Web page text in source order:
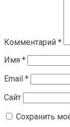
Комментарий *
Имя *
Email *
Сайт
Сохранить